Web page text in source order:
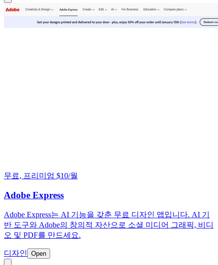
무료, 프리미엄 $10/월
Adobe Express
Adobe Express는 AI 기능을 갖춘 무료 디자인 앱입니다. AI 기
반 도구와 Adobe의 창의적 자산으로 소셜 미디어 그래픽, 비디
오 및 PDF를 만드세요.
디자인 Open